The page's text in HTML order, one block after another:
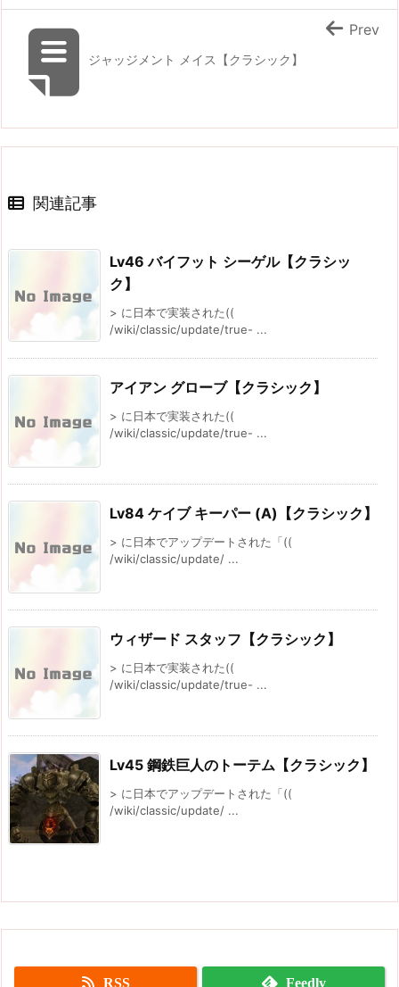
ジャッジメント メイス【クラシック】
Prev
関連記事
Lv46 バイフット シーゲル【クラシッ
ク】
> に日本で実装された((
/wiki/classic/update/true- ...
アイアン グローブ【クラシック】
> に日本で実装された((
/wiki/classic/update/true- ...
Lv84 ケイブ キーパー (A)【クラシック】
> に日本でアップデートされた「((
/wiki/classic/update/ ...
ウィザード スタッフ【クラシック】
> に日本で実装された((
/wiki/classic/update/true- ...
Lv45 鋼鉄巨人のトーテム【クラシック】
> に日本でアップデートされた「((
/wiki/classic/update/ ...
RSS Feedly